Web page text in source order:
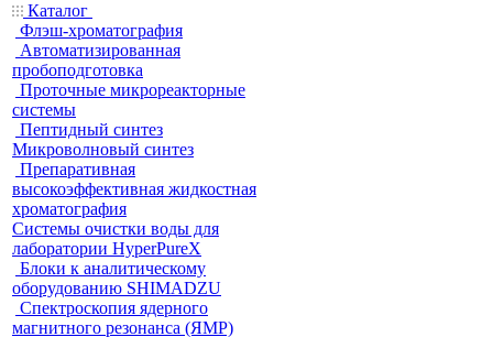
Каталог
Флэш-хроматография
Автоматизированная
пробоподготовка
Проточные микрореакторные
системы
Пептидный синтез
Микроволновый синтез
Препаративная
высокоэффективная жидкостная
хроматография
Системы очистки воды для
лаборатории HyperPureX
Блоки к аналитическому
оборудованию SHIMADZU
Спектроскопия ядерного
магнитного резонанса (ЯМР)